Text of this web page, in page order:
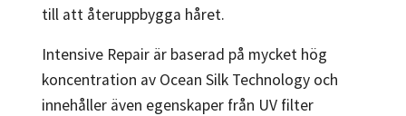
till att återuppbygga håret.
Intensive Repair är baserad på mycket hög
koncentration av Ocean Silk Technology och
innehåller även egenskaper från UV filter